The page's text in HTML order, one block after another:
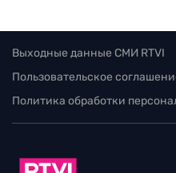
Выходные данные СМИ RTVI
Пользовательское
Политика обработки